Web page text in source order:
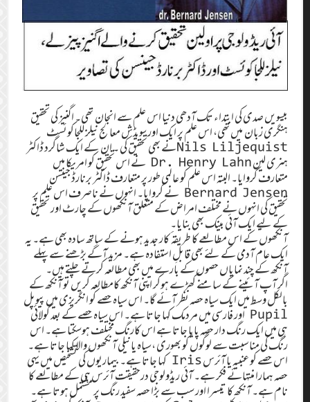
بیسویں صدی کی ابتداء تک آدھی دنیا اس علم سے انجان تھی۔ اگنیز کی تحقیق
ہنگری زبان میں تھی، اس علم پر ایک اور سویڈش معالج نیلز للجاکوئسٹ
Nils Liljequistنے بھی تحقیق کی ۔ ان کے ایک شاگرد ڈاکٹر
ہنری لین Dr. Henry Lahn نے اس تحقیق کو امریکا میں
متعارف کروایا۔ البتہ اس علم کو عالمی طور پر متعارف ڈاکٹر برنارڈ جینسن
Bernard Jensen نے کروایا۔ انہوں نے ناصرف اس علم پر
تحقیق کی انہوں نے مختلف امراض کے متعلق آنکھوں کے چارٹ اور تحقیق
کے لیے ایک آئی بینک بھی بنایا۔
آنکھوں کے اس مطالعے کا طریقہ ٔ کار جدید ہونے کے ساتھ سادہ بھی ہے۔ یہ
ایک عام آدمی کے لئے بھی قابلِ استفادہ ہے۔ مزید آگے بڑھنے سے پہلے
آنکھ کے چند نمایاں حصوں کے بارے میں بھی مطالعہ کرتے چلتے ہیں۔
اگر آپ آئینے کے سامنے کھڑے ہوکر اپنی آنکھ کامطالعہ کریں تو آنکھ کے
بالکل وسط میں ایک سیاہ حصہ نظر آئے گا۔ اس سیاہ حصے کو انگریزی میں پیوپل
Pupil اور فارسی میں مردمک کہا جاتا ہے۔ اس سیاہ حصے کے بعد گولائی
ہی میں ایک رنگ دار حصہ پایا جاتا ہے اس کارنگ مختلف ہوسکتا ہے۔ اس
رنگ کی مناسبت سے لوگوں کو بھوری ،سیاہ یانیلی آنکھوں والا کہا جاتا ہے۔
اس حصے کو عنبیہ یا آئرس Iris کہا جاتا ہے۔ بیماریوں کی تشخیص میں یہی
حصہ ہمارا منتہائے فکر ہے۔ آئی ریڈولوجی درحقیقت آئرس ہی کے مطالعے کا
نام ہے۔ آنکھ کا تیسرا اور سب سے بڑا حصہ سفید رنگ پر مشتمل ہوتا ہے۔